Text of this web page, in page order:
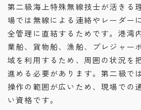
第二級海上特殊無線技士が活きる
場では無線による連絡やレーダー
全管理に直結するためです。港湾
業船、貨物船、漁船、プレジャー
域を利用するため、周囲の状況を
進める必要があります。第二級で
操作の範囲が広いため、現場での
い資格です。